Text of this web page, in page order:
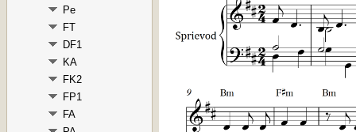
Pe
FT
DF1
KA
FK2
FP1
FA